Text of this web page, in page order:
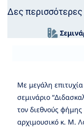
Δες
Με μεγάλη
σεμινάριο
τον διεθνούς
αρχιμουσικό κ. Μ.